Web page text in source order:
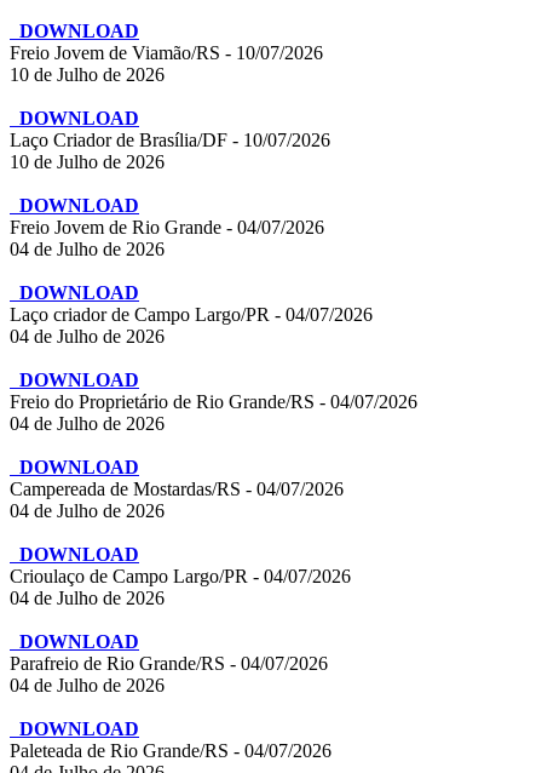
DOWNLOAD
Freio Jovem de Viamão/RS - 10/07/2026
10 de Julho de 2026
DOWNLOAD
Laço Criador de Brasília/DF - 10/07/2026
10 de Julho de 2026
DOWNLOAD
Freio Jovem de Rio Grande - 04/07/2026
04 de Julho de 2026
DOWNLOAD
Laço criador de Campo Largo/PR - 04/07/2026
04 de Julho de 2026
DOWNLOAD
Freio do Proprietário de Rio Grande/RS - 04/07/2026
04 de Julho de 2026
DOWNLOAD
Campereada de Mostardas/RS - 04/07/2026
04 de Julho de 2026
DOWNLOAD
Crioulaço de Campo Largo/PR - 04/07/2026
04 de Julho de 2026
DOWNLOAD
Parafreio de Rio Grande/RS - 04/07/2026
04 de Julho de 2026
DOWNLOAD
Paleteada de Rio Grande/RS - 04/07/2026